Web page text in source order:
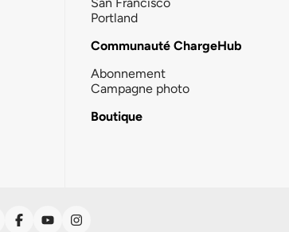
Portland
Communauté ChargeHub
Abonnement
Campagne photo
Boutique